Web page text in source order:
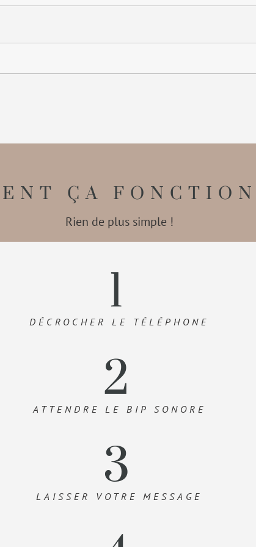
ÇA
Rien de plus simple !
1
DÉCROCHER LE TÉLÉPHONE
2
ATTENDRE LE BIP SONORE
3
LAISSER VOTRE MESSAGE